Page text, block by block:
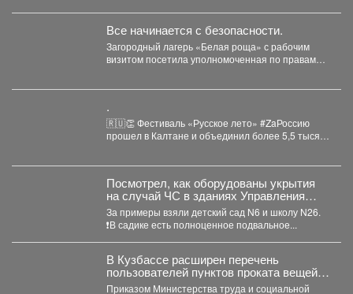
Все начинается с безопасности.
Загородный лагерь «Белая роща» с рабочим
визитом посетила уполномоченная по правам
.
🇷🇺👏 Фестиваль «Русское лето» #ZaРоссию
прошел в Калтане и объединил более 5,5 тысяч
Посмотрел, как оборудованы укрытия
на случай ЧС в зданиях Управления
образованием с различной
конструкцией: имеющих подвалы и
предусматривающие только
техподполье.
За примеры взяли детский сад N6 и школу N26.
❗️В садике есть полноценное подвальное...
В Кузбассе расширен перечень
пользователей пунктов проката вещей
для новорожденных
Приказом Министерства труда и социальной